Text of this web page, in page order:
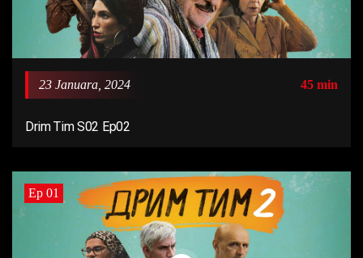
23 Januara, 2024 45 min
Drim Tim S02 Ep02
Ep 01